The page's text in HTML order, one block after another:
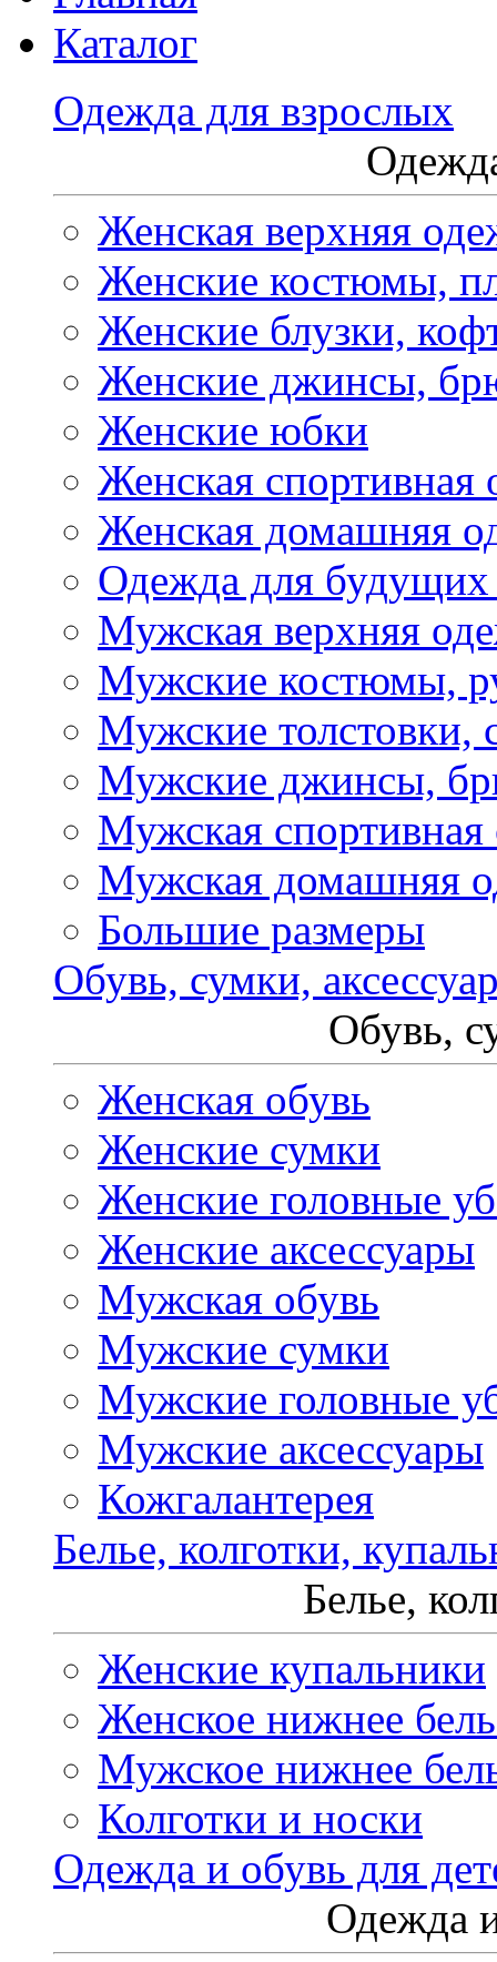
Каталог
Одежда для взрослых
Женская верхняя
Женские костюмы,
Женские блузки,
Женские джинсы,
Женские юбки
Женская спортивная
Женская домашняя
Одежда для
Мужская верхняя
Мужские костюмы,
Мужские толстовки,
Мужские джинсы,
Мужская спортивная
Мужская домашняя
Большие размеры
Обувь, сумки,
Обувь,
Женская обувь
Женские сумки
Женские головные
Женские аксессуары
Мужская обувь
Мужские сумки
Мужские головные
Мужские аксессуары
Кожгалантерея
Белье, колготки,
Белье,
Женские купальники
Женское нижнее
Мужское нижнее
Колготки и носки
Одежда и обувь для
Одежда